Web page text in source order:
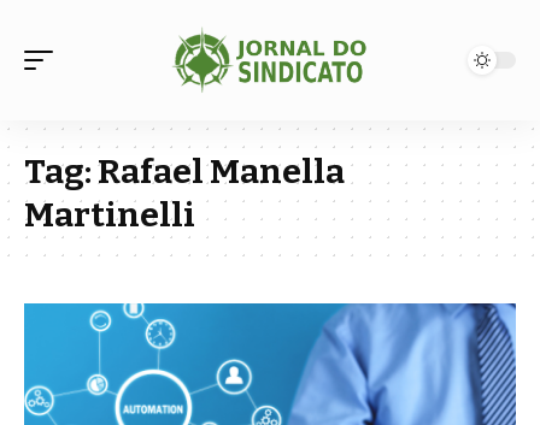
Tag:Rafael Manella
Martinelli